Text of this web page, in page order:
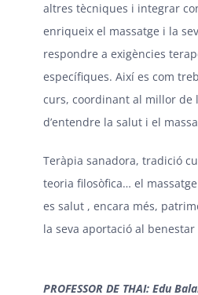
altres tècniques i integrar
enriqueix el massatge i la
respondre a exigències
específiques. Així es com
curs, coordinant al millor de
d’entendre la salut i el
Teràpia sanadora, tradició
teoria filosòfica… el
es salut , encara més,
la seva aportació al
PROFESSOR DE THAI: Edu